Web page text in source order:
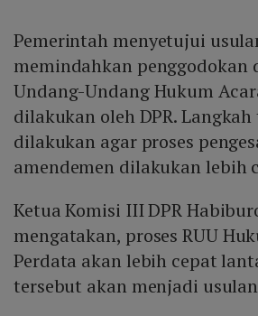
Pemerintah menyetujui
memindahkan penggodokan
Undang-Undang Hukum
dilakukan oleh DPR.
dilakukan agar proses
amendemen dilakukan lebih
Ketua Komisi III DPR
mengatakan, proses RUU
Perdata akan lebih cepat
tersebut akan menjadi usulan